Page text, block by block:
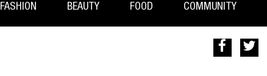
FASHION BEAUTY FOOD COMMUNITY